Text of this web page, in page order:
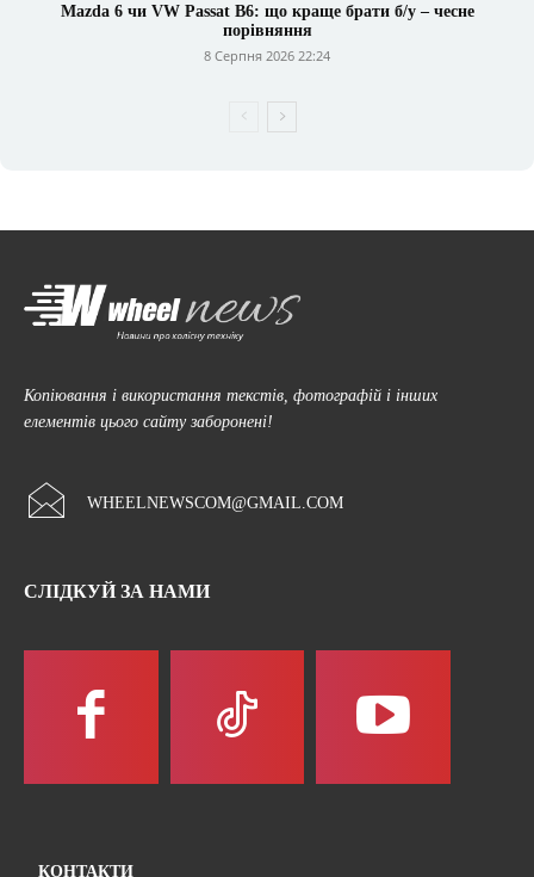
Mazda 6 чи VW Passat B6: що краще брати б/у – чесне
порівняння
8 Серпня 2026 22:24
Копіювання і використання текстів, фотографій і інших
елементів цього сайту заборонені!
WHEELNEWSCOM@GMAIL.COM
СЛІДКУЙ ЗА НАМИ
КОНТАКТИ